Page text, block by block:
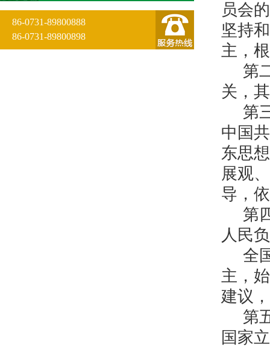
86-0731-89800888
86-0731-89800898
员会
坚持
主，
第
关，
第
中国
东思
展观
导，
第
人民
全
主，
建议
第
国家